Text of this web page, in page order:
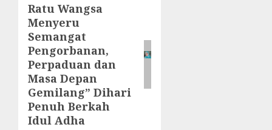
Next
post:
Ratu Wangsa
Menyeru
Semangat
Pengorbanan,
Perpaduan dan
Masa Depan
Gemilang” Dihari
Penuh Berkah
Idul Adha